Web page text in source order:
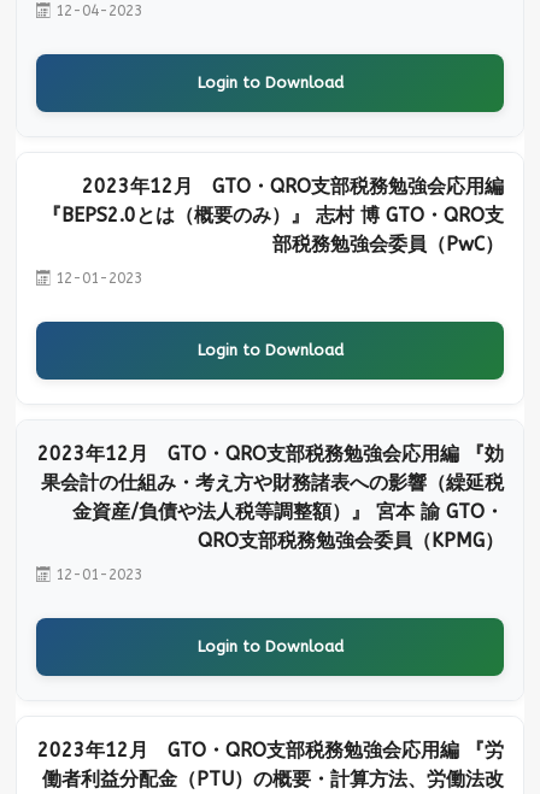
12-04-2023
Login to Download
2023年12月 GTO・QRO支部税務勉強会応用編
『BEPS2.0とは（概要のみ）』 志村 博 GTO・QRO支
部税務勉強会委員（PwC）
12-01-2023
Login to Download
2023年12月 GTO・QRO支部税務勉強会応用編 『効
果会計の仕組み・考え方や財務諸表への影響（繰延税
金資産/負債や法人税等調整額）』 宮本 諭 GTO・
QRO支部税務勉強会委員（KPMG）
12-01-2023
Login to Download
2023年12月 GTO・QRO支部税務勉強会応用編 『労
働者利益分配金（PTU）の概要・計算方法、労働法改